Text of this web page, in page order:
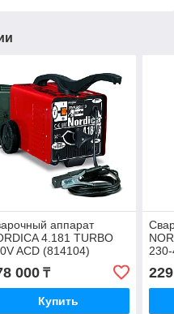
аппарат
4.181 TURBO
ACD (814104)
000₸
Купить